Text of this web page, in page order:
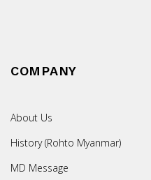
COMPANY
About Us
History (Rohto Myanmar)
MD Message